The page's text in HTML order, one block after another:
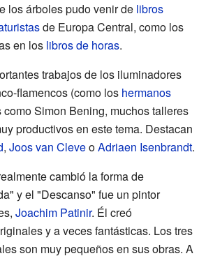
los árboles pudo venir de libros
de Europa Central, como los
en los libros de horas.
trabajos de los iluminadores
flamencos (como los hermanos
como Simon Bening, muchos talleres
productivos en este tema. Destacan
, Joos van CleveoAdriaen Isenbrandt.
cambió la forma de
y el "Descanso" fue un pintor
Joachim Patinir. Él creó
y a veces fantásticas. Los tres
son muy pequeños en sus obras. A